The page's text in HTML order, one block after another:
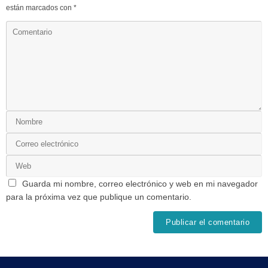
están marcados con *
Guarda mi nombre, correo electrónico y web en mi navegador
para la próxima vez que publique un comentario.